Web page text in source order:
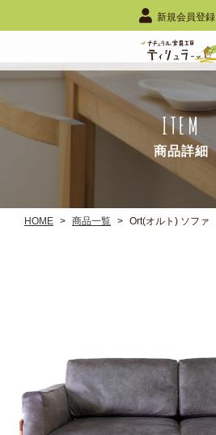
ITEM
商品詳細
新規会員登録
HOME > 商品一覧 > Ort(オルト) ソファ